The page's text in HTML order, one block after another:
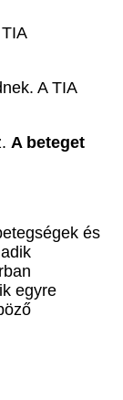
A TIA
A beteget
és
egyre